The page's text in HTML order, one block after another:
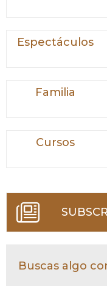
Espectáculos
Familia
Cursos
Buscas algo